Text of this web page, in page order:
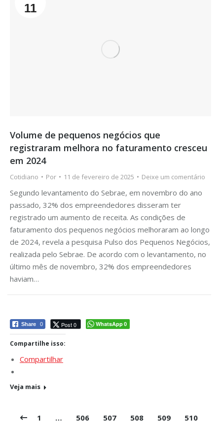
11
Volume de pequenos negócios que
registraram melhora no faturamento cresceu
em 2024
Cotidiano Por 11 de fevereiro de 2025 Deixe um comentário
Segundo levantamento do Sebrae, em novembro do ano
passado, 32% dos empreendedores disseram ter
registrado um aumento de receita. As condições de
faturamento dos pequenos negócios melhoraram ao longo
de 2024, revela a pesquisa Pulso dos Pequenos Negócios,
realizada pelo Sebrae. De acordo com o levantamento, no
último mês de novembro, 32% dos empreendedores
haviam…
Share 0 Post 0 WhatsApp0
Compartilhe isso:
Compartilhar
Veja mais
1 … 506 507 508 509
510